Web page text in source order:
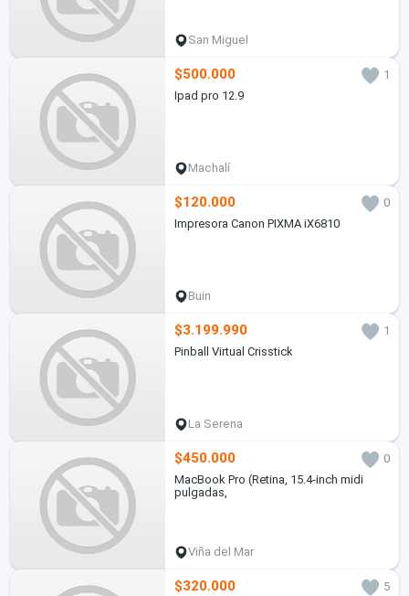
San Miguel
$500.000
1
Ipad pro 12.9
Machalí
$120.000
0
Impresora Canon PIXMA iX6810
Buin
$3.199.990
1
Pinball Virtual Crisstick
La Serena
$450.000
0
MacBook Pro (Retina, 15.4-inch midi
pulgadas,
Viña del Mar
$320.000
5